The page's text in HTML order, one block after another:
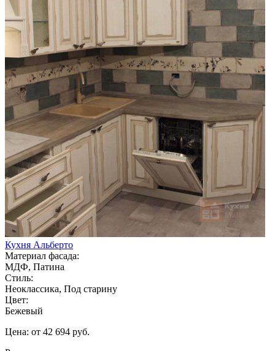
Кухня Альберто
Материал фасада:
МДФ, Патина
Стиль:
Неоклассика, Под старину
Цвет:
Бежевый
Цена: от 42 694 руб.